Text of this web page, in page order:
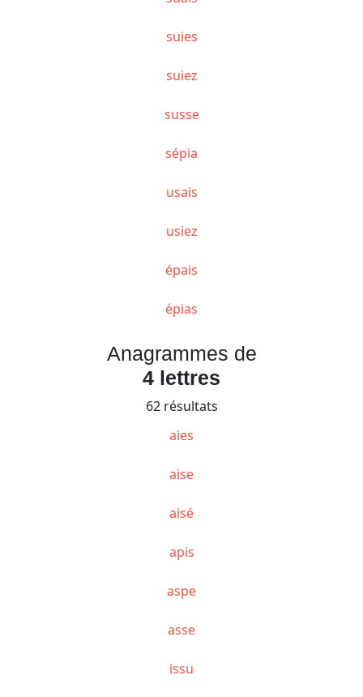
suies
suiez
susse
sépia
usais
usiez
épais
épias
Anagrammes de
4 lettres
62 résultats
aies
aise
aisé
apis
aspe
asse
issu